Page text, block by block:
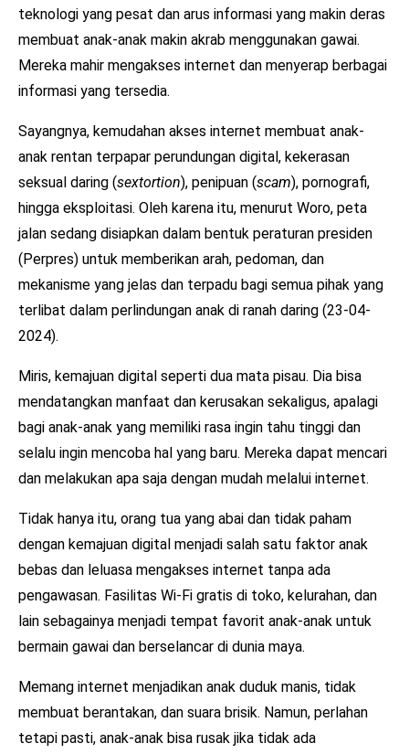
teknologi yang pesat dan arus informasi yang makin deras
membuat anak-anak makin akrab menggunakan gawai.
Mereka mahir mengakses internet dan menyerap berbagai
informasi yang tersedia.
Sayangnya, kemudahan akses internet membuat anak-
anak rentan terpapar perundungan digital, kekerasan
seksual daring (sextortion), penipuan (scam), pornografi,
hingga eksploitasi. Oleh karena itu, menurut Woro, peta
jalan sedang disiapkan dalam bentuk peraturan presiden
(Perpres) untuk memberikan arah, pedoman, dan
mekanisme yang jelas dan terpadu bagi semua pihak yang
terlibat dalam perlindungan anak di ranah daring (23-04-
2024).
Miris, kemajuan digital seperti dua mata pisau. Dia bisa
mendatangkan manfaat dan kerusakan sekaligus, apalagi
bagi anak-anak yang memiliki rasa ingin tahu tinggi dan
selalu ingin mencoba hal yang baru. Mereka dapat mencari
dan melakukan apa saja dengan mudah melalui internet.
Tidak hanya itu, orang tua yang abai dan tidak paham
dengan kemajuan digital menjadi salah satu faktor anak
bebas dan leluasa mengakses internet tanpa ada
pengawasan. Fasilitas Wi-Fi gratis di toko, kelurahan, dan
lain sebagainya menjadi tempat favorit anak-anak untuk
bermain gawai dan berselancar di dunia maya.
Memang internet menjadikan anak duduk manis, tidak
membuat berantakan, dan suara brisik. Namun, perlahan
tetapi pasti, anak-anak bisa rusak jika tidak ada